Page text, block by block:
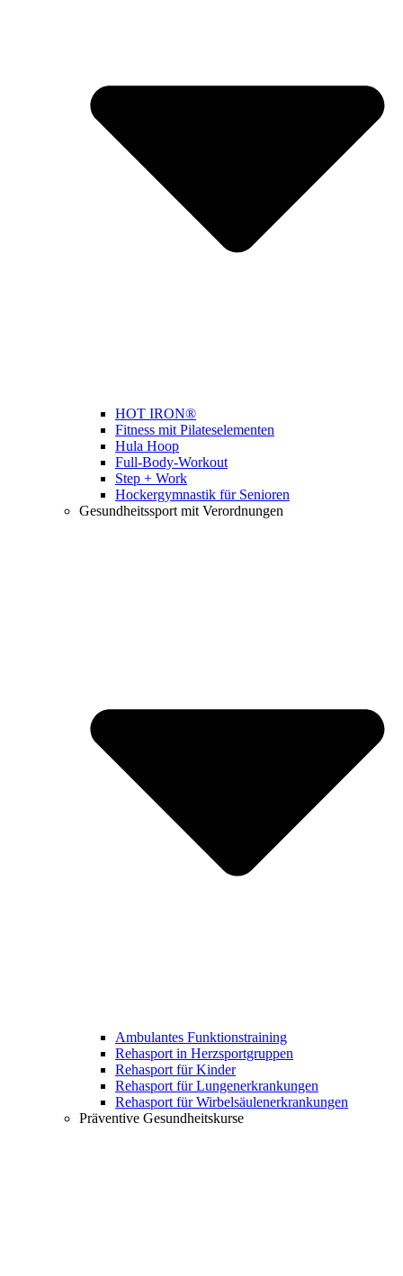
HOT IRON®
Fitness mit Pilateselementen
Hula Hoop
Full-Body-Workout
Step + Work
Hockergymnastik für Senioren
Gesundheitssport mit Verordnungen
Ambulantes Funktionstraining
Rehasport in Herzsportgruppen
Rehasport für Kinder
Rehasport für Lungenerkrankungen
Rehasport für Wirbelsäulenerkrankungen
Präventive Gesundheitskurse